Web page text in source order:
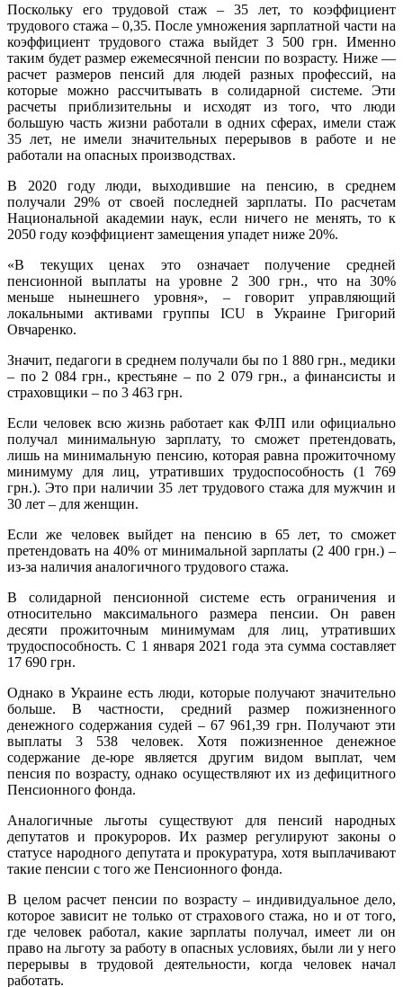
Поскольку его трудовой стаж – 35 лет, то коэффициент
трудового стажа – 0,35. После умножения зарплатной части на
коэффициент трудового стажа выйдет 3 500 грн. Именно
таким будет размер ежемесячной пенсии по возрасту. Ниже —
расчет размеров пенсий для людей разных профессий, на
которые можно рассчитывать в солидарной системе. Эти
расчеты приблизительны и исходят из того, что люди
большую часть жизни работали в одних сферах, имели стаж
35 лет, не имели значительных перерывов в работе и не
работали на опасных производствах.
В 2020 году люди, выходившие на пенсию, в среднем
получали 29% от своей последней зарплаты. По расчетам
Национальной академии наук, если ничего не менять, то к
2050 году коэффициент замещения упадет ниже 20%.
«В текущих ценах это означает получение средней
пенсионной выплаты на уровне 2 300 грн., что на 30%
меньше нынешнего уровня», – говорит управляющий
локальными активами группы ICU в Украине Григорий
Овчаренко.
Значит, педагоги в среднем получали бы по 1 880 грн., медики
– по 2 084 грн., крестьяне – по 2 079 грн., а финансисты и
страховщики – по 3 463 грн.
Если человек всю жизнь работает как ФЛП или официально
получал минимальную зарплату, то сможет претендовать,
лишь на минимальную пенсию, которая равна прожиточному
минимуму для лиц, утративших трудоспособность (1 769
грн.). Это при наличии 35 лет трудового стажа для мужчин и
30 лет – для женщин.
Если же человек выйдет на пенсию в 65 лет, то сможет
претендовать на 40% от минимальной зарплаты (2 400 грн.) –
из-за наличия аналогичного трудового стажа.
В солидарной пенсионной системе есть ограничения и
относительно максимального размера пенсии. Он равен
десяти прожиточным минимумам для лиц, утративших
трудоспособность. С 1 января 2021 года эта сумма составляет
17 690 грн.
Однако в Украине есть люди, которые получают значительно
больше. В частности, средний размер пожизненного
денежного содержания судей – 67 961,39 грн. Получают эти
выплаты 3 538 человек. Хотя пожизненное денежное
содержание де-юре является другим видом выплат, чем
пенсия по возрасту, однако осуществляют их из дефицитного
Пенсионного фонда.
Аналогичные льготы существуют для пенсий народных
депутатов и прокуроров. Их размер регулируют законы о
статусе народного депутата и прокуратура, хотя выплачивают
такие пенсии с того же Пенсионного фонда.
В целом расчет пенсии по возрасту – индивидуальное дело,
которое зависит не только от страхового стажа, но и от того,
где человек работал, какие зарплаты получал, имеет ли он
право на льготу за работу в опасных условиях, были ли у него
перерывы в трудовой деятельности, когда человек начал
работать.